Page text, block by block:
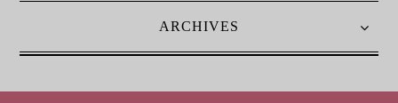
ARCHIVES